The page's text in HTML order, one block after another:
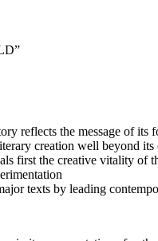
reflects the message of
creation well beyond
first the creative vitality of
texts by leading